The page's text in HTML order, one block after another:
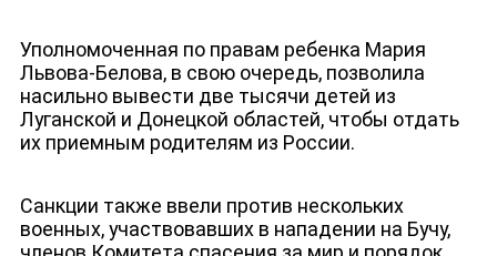
Уполномоченная по правам ребенка Мария
Львова-Белова, в свою очередь, позволила
насильно вывести две тысячи детей из
Луганской и Донецкой областей, чтобы отдать
их приемным родителям из России.
Санкции также ввели против нескольких
военных, участвовавших в нападении на Бучу,